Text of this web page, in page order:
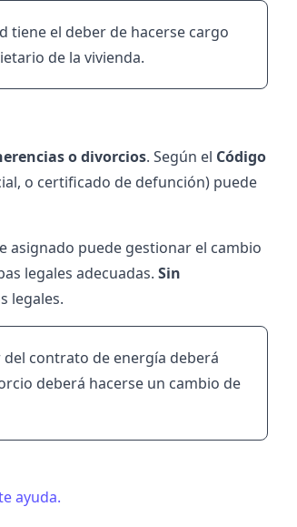
tiene el deber de hacerse cargo
de la vivienda.
o divorcios. Según el Código
o certificado de defunción) puede
asignado puede gestionar el cambio
legales adecuadas. Sin
legales.
contrato de energía deberá
deberá hacerse un cambio de
ayuda.